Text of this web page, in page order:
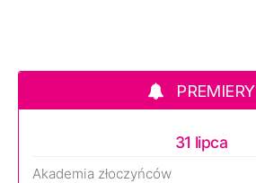
PREMIERY
31 lipca
Akademia złoczyńców